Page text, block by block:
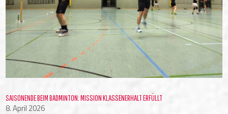
SAISONENDE BEIM BADMINTON: MISSION KLASSENERHALT ERFÜLLT
8. April 2026